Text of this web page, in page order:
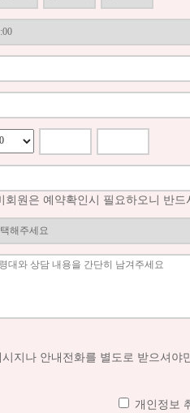
회원은 예약확인시 필요하오니 반드
지나 안내전화를 별도로 받으셔야
개인정보